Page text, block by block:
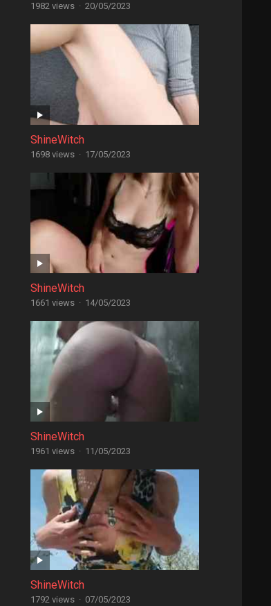
1982 views · 20/05/2023
ShineWitch
1698 views · 17/05/2023
ShineWitch
1661 views · 14/05/2023
ShineWitch
1961 views · 11/05/2023
ShineWitch
1792 views · 07/05/2023